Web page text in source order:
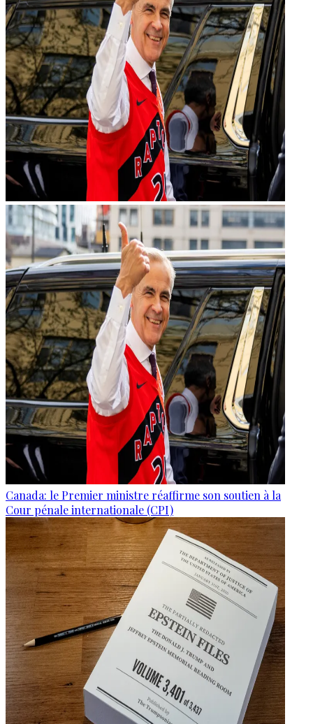
Canada: le Premier ministre réaffirme son soutien à la
Cour pénale internationale (CPI)